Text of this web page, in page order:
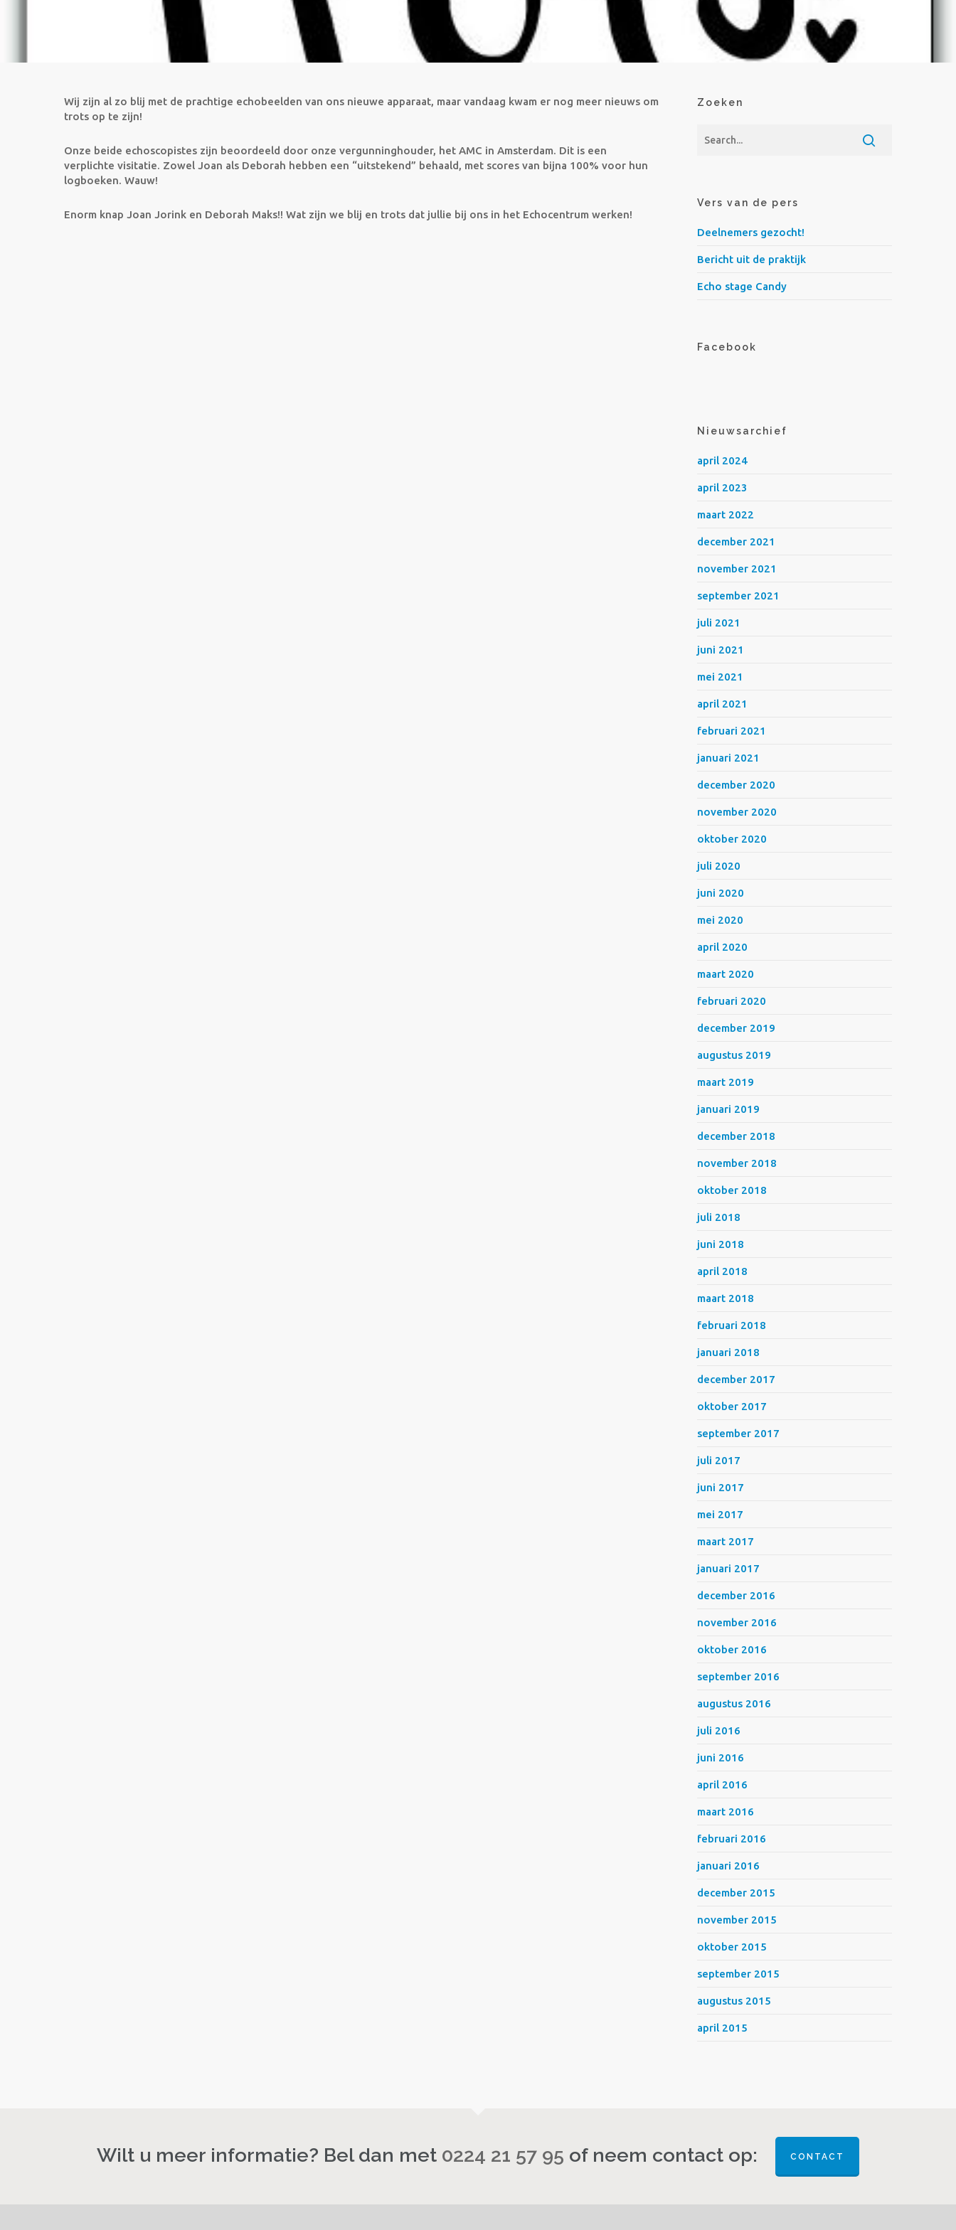
Wij zijn al zo blij met de prachtige echobeelden van ons nieuwe apparaat, maar vandaag kwam er nog meer nieuws om
trots op te zijn!
Onze beide echoscopistes zijn beoordeeld door onze vergunninghouder, het AMC in Amsterdam. Dit is een
verplichte visitatie. Zowel Joan als Deborah hebben een “uitstekend” behaald, met scores van bijna 100% voor hun
logboeken. Wauw!
Enorm knap Joan Jorink en Deborah Maks!! Wat zijn we blij en trots dat jullie bij ons in het Echocentrum werken!
Zoeken
Vers van de pers
Deelnemers gezocht!
Bericht uit de praktijk
Echo stage Candy
Facebook
Nieuwsarchief
april 2024
april 2023
maart 2022
december 2021
november 2021
september 2021
juli 2021
juni 2021
mei 2021
april 2021
februari 2021
januari 2021
december 2020
november 2020
oktober 2020
juli 2020
juni 2020
mei 2020
april 2020
maart 2020
februari 2020
december 2019
augustus 2019
maart 2019
januari 2019
december 2018
november 2018
oktober 2018
juli 2018
juni 2018
april 2018
maart 2018
februari 2018
januari 2018
december 2017
oktober 2017
september 2017
juli 2017
juni 2017
mei 2017
maart 2017
januari 2017
december 2016
november 2016
oktober 2016
september 2016
augustus 2016
juli 2016
juni 2016
april 2016
maart 2016
februari 2016
januari 2016
december 2015
november 2015
oktober 2015
september 2015
augustus 2015
april 2015
Wilt u meer informatie? Bel dan met 0224 21 57 95 of neem contact op: CONTACT